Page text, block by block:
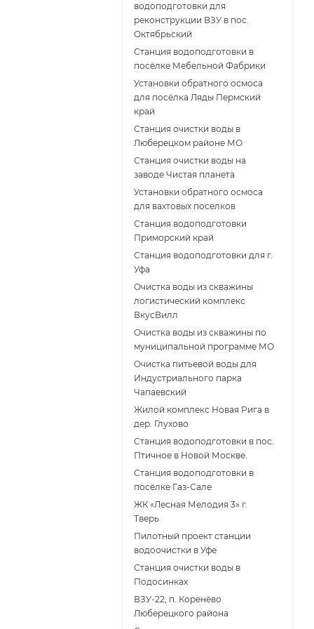
водоподготовки для
реконструкции ВЗУ в пос.
Октябрьский
Станция водоподготовки в
посёлке Мебельной Фабрики
Установки обратного осмоса
для посёлка Ляды Пермский
край
Станция очистки воды в
Люберецком районе МО
Станция очистки воды на
заводе Чистая планета
Установки обратного осмоса
для вахтовых поселков
Станция водоподготовки
Приморский край
Станция водоподготовки для г.
Уфа
Очистка воды из скважины
логистический комплекс
ВкусВилл
Очистка воды из скважины по
муниципальной программе МО
Очистка питьевой воды для
Индустриального парка
Чапаевский
Жилой комплекс Новая Рига в
дер. Глухово
Станция водоподготовки в пос.
Птичное в Новой Москве.
Станция водоподготовки в
поcёлке Газ-Сале
ЖК «Лесная Мелодия 3» г.
Тверь
Пилотный проект станции
водоочистки в Уфе
Станция очистки воды в
Подосинках
ВЗУ-22, п. Коренёво
Люберецкого района